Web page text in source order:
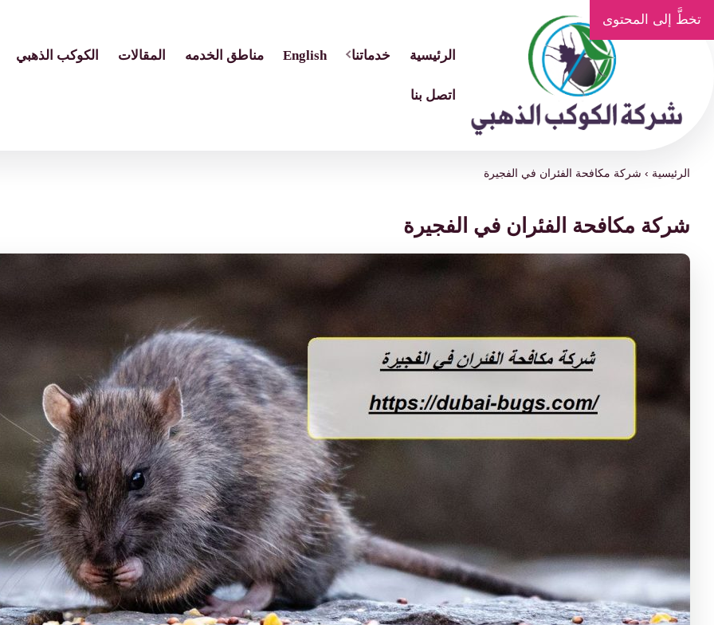
تخطَّ إلى المحتوى
الرئيسية خدماتنا English مناطق الخدمه المقالات الكوكب الذهبي
اتصل بنا
الرئيسية › شركة مكافحة الفئران في الفجيرة
شركة مكافحة الفئران في الفجيرة